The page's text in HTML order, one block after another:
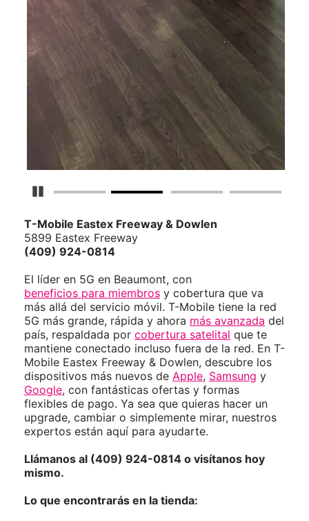
Detener carrusel
T-Mobile Eastex Freeway & Dowlen
5899 Eastex Freeway
(409) 924-0814
El líder en 5G en Beaumont, con
beneficios para miembros y cobertura que va
más allá del servicio móvil. T-Mobile tiene la red
5G más grande, rápida y ahora más avanzada del
país, respaldada por cobertura satelital que te
mantiene conectado incluso fuera de la red. En T-
Mobile Eastex Freeway & Dowlen, descubre los
dispositivos más nuevos de Apple, Samsung y
Google, con fantásticas ofertas y formas
flexibles de pago. Ya sea que quieras hacer un
upgrade, cambiar o simplemente mirar, nuestros
expertos están aquí para ayudarte.
Llámanos al (409) 924-0814 o visítanos hoy
mismo.
Lo que encontrarás en la tienda: